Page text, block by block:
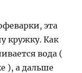
эта
кружку. Как
вода (
), а дальше